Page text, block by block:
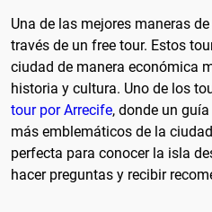
Una de las mejores maneras
través de un free tour. Estos
ciudad de manera económica
historia y cultura. Uno de los
tour por Arrecife, donde un
más emblemáticos de la
perfecta para conocer la isla
hacer preguntas y recibir